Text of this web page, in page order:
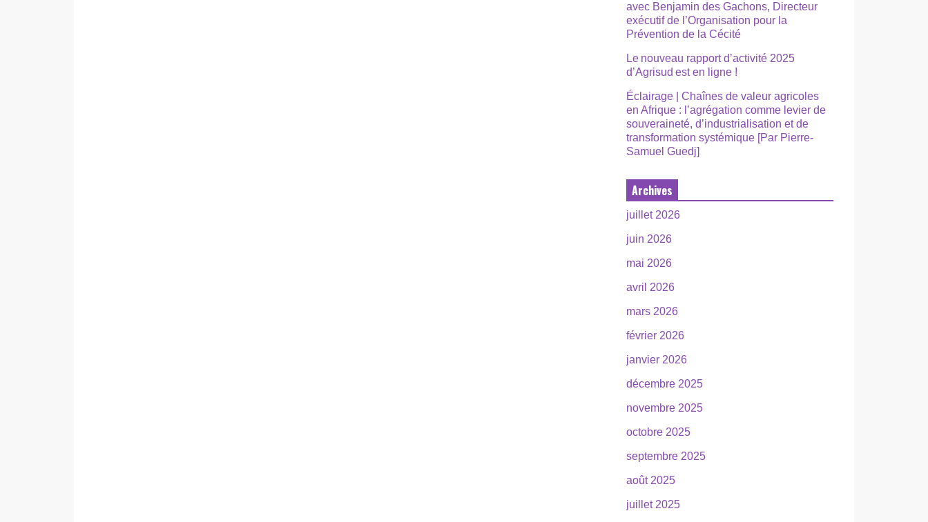
avec Benjamin des Gachons, Directeur
exécutif de l’Organisation pour la
Prévention de la Cécité
Le nouveau rapport d’activité 2025
d’Agrisud est en ligne !
Éclairage | Chaînes de valeur agricoles
en Afrique : l’agrégation comme levier de
souveraineté, d’industrialisation et de
transformation systémique [Par Pierre-
Samuel Guedj]
Archives
juillet 2026
juin 2026
mai 2026
avril 2026
mars 2026
février 2026
janvier 2026
décembre 2025
novembre 2025
octobre 2025
septembre 2025
août 2025
juillet 2025